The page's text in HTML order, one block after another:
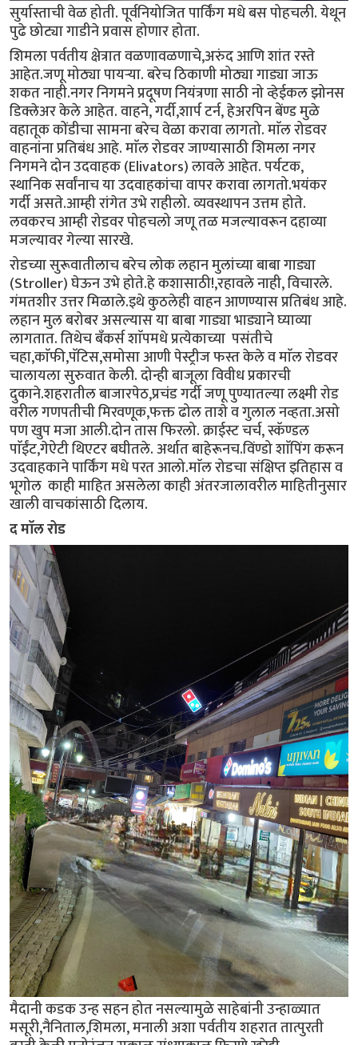
सुर्यास्ताची वेळ होती. पूर्वनियोजित पार्किंग मधे बस पोहचली. येथून
पुढे छोट्या गाडीने प्रवास होणार होता.
शिमला पर्वतीय क्षेत्रात वळणावळणाचे,अरुंद आणि शांत रस्ते
आहेत.जणू मोठ्या पायर्‍या. बरेच ठिकाणी मोठ्या गाड्या जाऊ
शकत नाही.नगर निगमने प्रदूषण नियंत्रणा साठी नो व्हेईकल झोनस
डिक्लेअर केले आहेत. वाहने, गर्दी,शार्प टर्न, हेअरपिन बेंण्ड मुळे
वहातूक कोंडीचा सामना बरेच वेळा करावा लागतो. माॅल रोडवर
वाहनांना प्रतिबंध आहे. माॅल रोडवर जाण्यासाठी शिमला नगर
निगमने दोन उदवाहक (Elivators) लावले आहेत. पर्यटक,
स्थानिक सर्वांनाच या उदवाहकांचा वापर करावा लागतो.भयंकर
गर्दी असते.आम्ही रांगेत उभे राहीलो. व्यवस्थापन उत्तम होते.
लवकरच आम्ही रोडवर पोहचलो जणू तळ मजल्यावरून दहाव्या
मजल्यावर गेल्या सारखे.
रोडच्या सुरूवातीलाच बरेच लोक लहान मुलांच्या बाबा गाड्या
(Stroller) घेऊन उभे होते.हे कशासाठी!,रहावले नाही, विचारले.
गंमतशीर उत्तर मिळाले.इथे कुठलेही वाहन आणण्यास प्रतिबंध आहे.
लहान मुल बरोबर असल्यास या बाबा गाड्या भाड्याने घ्याव्या
लागतात. तिथेच बँकर्स शाॅपमधे प्रत्येकाच्या पसंतीचे
चहा,काॅफी,पॅटिस,समोसा आणी पेस्ट्रीज फस्त केले व माॅल रोडवर
चालायला सुरुवात केली. दोन्ही बाजूला विवीध प्रकारची
दुकाने.शहरातील बाजारपेठ,प्रचंड गर्दी जणू पुण्यातल्या लक्ष्मी रोड
वरील गणपतीची मिरवणूक,फक्त ढोल ताशे व गुलाल नव्हता.असो
पण खुप मजा आली.दोन तास फिरलो. क्राईस्ट चर्च, स्कॅण्डल
पाॅईंट,गेऐटी थिएटर बघीतले. अर्थात बाहेरूनच.विंण्डो शाॅपिंग करून
उदवाहकाने पार्किंग मधे परत आलो.माॅल रोडचा संक्षिप्त इतिहास व
भूगोल काही माहित असलेला काही अंतरजालावरील माहितीनुसार
खाली वाचकांसाठी दिलाय.
द माॅल रोड
मैदानी कडक उन्ह सहन होत नसल्यामुळे साहेबांनी उन्हाळ्यात
मसूरी,नैनिताल,शिमला, मनाली अशा पर्वतीय शहरात तात्पुरती